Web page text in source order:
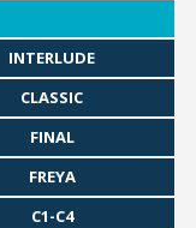
INTERLUDE
CLASSIC
FINAL
FREYA
C1-C4